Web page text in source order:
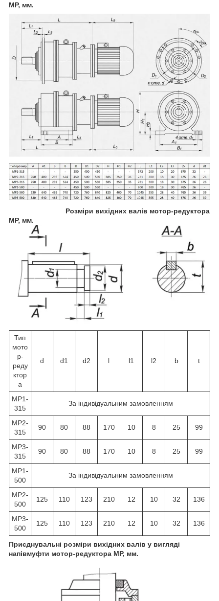
МР, мм.
Розміри вихідних валів мотор-редуктора
МР, мм.
Тип
мото
р-
реду
ктор
а
d d1 d2 l l1 l2 b t
МР1-
315
За індивідуальним замовленням
МР2-
315
90 80 88 170 10 8 25 99
МР3-
315
90 80 88 170 10 8 25 99
МР1-
500
За індивідуальним замовленням
МР2-
500
125 110 123 210 12 10 32 136
МР3-
500
125 110 123 210 12 10 32 136
Приєднувальні розміри вихідних валів у вигляді
напівмуфти мотор-редуктора МР, мм.